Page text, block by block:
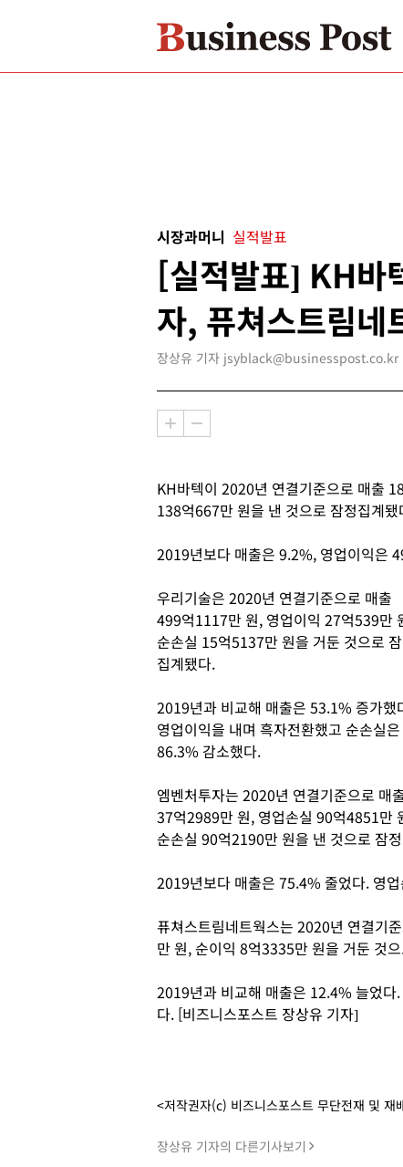
시장과머니 실적발표
[실적발표] KH바
자, 퓨쳐스트림네
장상유 기자 jsyblack@businesspost.co.kr
KH바텍이 2020년 연결기준으로 매출
138억667만 원을 낸 것으로 잠정집계
2019년보다 매출은 9.2%, 영업이익은
우리기술은 2020년 연결기준으로 매출
499억1117만 원, 영업이익 27억539만
순손실 15억5137만 원을 거둔 것으로
집계됐다.
2019년과 비교해 매출은 53.1% 증가했
영업이익을 내며 흑자전환했고 순손실은
86.3% 감소했다.
엠벤처투자는 2020년 연결기준으로 매
37억2989만 원, 영업손실 90억4851만
순손실 90억2190만 원을 낸 것으로 잠
2019년보다 매출은 75.4% 줄었다. 영
퓨쳐스트림네트웍스는 2020년 연결기
만 원, 순이익 8억3335만 원을 거둔 것
2019년과 비교해 매출은 12.4% 늘었
다. [비즈니스포스트 장상유 기자]
<저작권자(c) 비즈니스포스트 무단전재 및 재
장상유 기자의 다른기사보기